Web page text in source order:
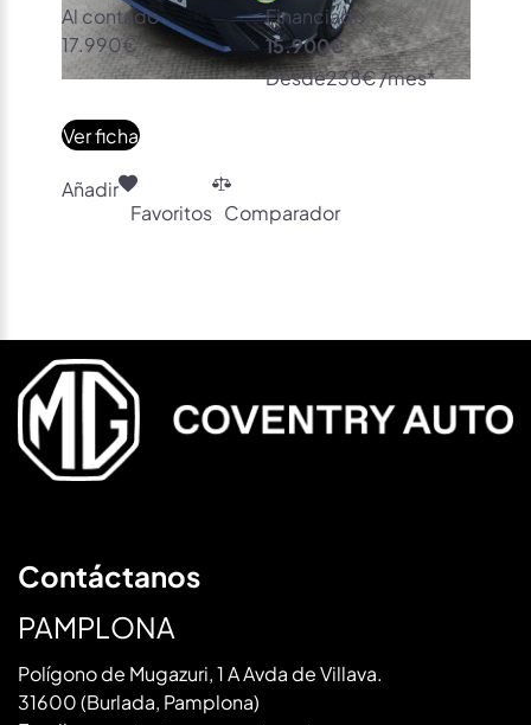
Al contado
17.990€
Financiado
15.900€
Desde238€ /mes*
Ver ficha
Añadir
Favoritos Comparador
Contáctanos
PAMPLONA
Polígono de Mugazuri, 1 A Avda de Villava.
31600 (Burlada, Pamplona)